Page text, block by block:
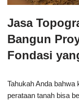
Jasa
Bangun
Fondasi
Tahukah Anda bahwa
perataan tanah bisa